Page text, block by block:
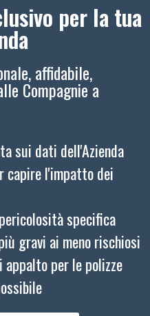
per la tua
affidabile,
Compagnie a
sui dati dell'Azienda
capire l'impatto dei
specifica
gravi ai meno rischiosi
per le polizze